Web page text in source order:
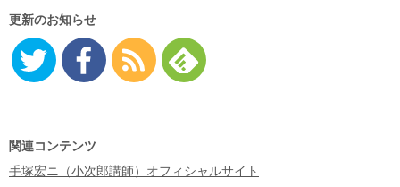
更新のお知らせ
関連コンテンツ
手塚宏ニ（小次郎講師）オフィシャルサイト